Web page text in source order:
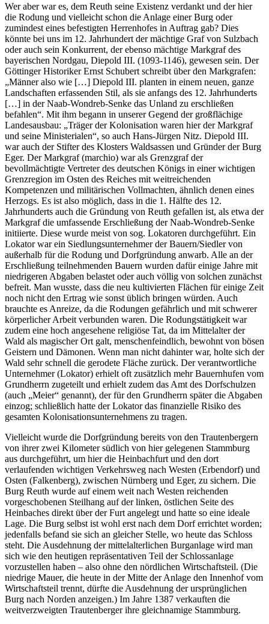
Wer aber war es, dem Reuth seine Existenz verdankt und der hier
die Rodung und vielleicht schon die Anlage einer Burg oder
zumindest eines befestigten Herrenhofes in Auftrag gab? Dies
könnte bei uns im 12. Jahrhundert der mächtige Graf von Sulzbach
oder auch sein Konkurrent, der ebenso mächtige Markgraf des
bayerischen Nordgau, Diepold III. (1093-1146), gewesen sein. Der
Göttinger Historiker Ernst Schubert schreibt über den Markgrafen:
„Männer also wie […] Diepold III. planten in einem neuen, ganze
Landschaften erfassenden Stil, als sie anfangs des 12. Jahrhunderts
[…] in der Naab-Wondreb-Senke das Unland zu erschließen
befahlen“. Mit ihm begann in unserer Gegend der großflächige
Landesausbau: „Träger der Kolonisation waren hier der Markgraf
und seine Ministerialen“, so auch Hans-Jürgen Nitz. Diepold III.
war auch der Stifter des Klosters Waldsassen und Gründer der Burg
Eger. Der Markgraf (marchio) war als Grenzgraf der
bevollmächtigte Vertreter des deutschen Königs in einer wichtigen
Grenzregion im Osten des Reiches mit weitreichenden
Kompetenzen und militärischen Vollmachten, ähnlich denen eines
Herzogs. Es ist also möglich, dass in die 1. Hälfte des 12.
Jahrhunderts auch die Gründung von Reuth gefallen ist, als etwa der
Markgraf die umfassende Erschließung der Naab-Wondreb-Senke
initiierte. Diese wurde meist von sog. Lokatoren durchgeführt. Ein
Lokator war ein Siedlungsunternehmer der Bauern/Siedler von
außerhalb für die Rodung und Dorfgründung anwarb. Alle an der
Erschließung teilnehmenden Bauern wurden dafür einige Jahre mit
niedrigeren Abgaben belastet oder auch völlig von solchen zunächst
befreit. Man wusste, dass die neu kultivierten Flächen für einige Zeit
noch nicht den Ertrag wie sonst üblich bringen würden. Auch
brauchte es Anreize, da die Rodungen gefährlich und mit schwerer
körperlicher Arbeit verbunden waren. Die Rodungstätigkeit war
zudem eine hoch angesehene religiöse Tat, da im Mittelalter der
Wald als magischer Ort galt, menschenfeindlich, bewohnt von bösen
Geistern und Dämonen. Wenn man nicht dahinter war, holte sich der
Wald sehr schnell die gerodete Fläche zurück. Der verantwortliche
Unternehmer (Lokator) erhielt oft zusätzlich mehr Bauernhufen vom
Grundherrn zugeteilt und erhielt zudem das Amt des Dorfschulzen
(auch „Meier“ genannt), der für den Grundherrn später die Abgaben
einzog; schließlich hatte der Lokator das finanzielle Risiko des
gesamten Kolonisationsunternehmens zu tragen.
Vielleicht wurde die Dorfgründung bereits von den Trautenbergern
von ihrer zwei Kilometer südlich von hier gelegenen Stammburg
aus durchgeführt, um hier die Heinbachfurt und den dort
verlaufenden wichtigen Verkehrsweg nach Westen (Erbendorf) und
Osten (Falkenberg), zwischen Nürnberg und Eger, zu sichern. Die
Burg Reuth wurde auf einem weit nach Westen reichenden
vorgeschobenen Steilhang auf der linken, östlichen Seite des
Heinbaches direkt über der Furt angelegt und hatte so eine ideale
Lage. Die Burg selbst ist wohl erst nach dem Dorf errichtet worden;
jedenfalls befand sie sich an gleicher Stelle, wo heute das Schloss
steht. Die Ausdehnung der mittelalterlichen Burganlage wird man
sich wie den heutigen repräsentativen Teil der Schlossanlage
vorzustellen haben – also ohne den nördlichen Wirtschaftsteil. (Die
niedrige Mauer, die heute in der Mitte der Anlage den Innenhof vom
Wirtschaftsteil trennt, dürfte die Ausdehnung der ursprünglichen
Burg nach Norden anzeigen.) Im Jahre 1387 verkauften die
weitverzweigten Trautenberger ihre gleichnamige Stammburg.